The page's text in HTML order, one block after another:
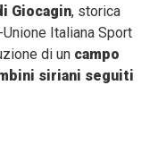
Giocagin, storica
Italiana Sport
di un campo
siriani seguiti